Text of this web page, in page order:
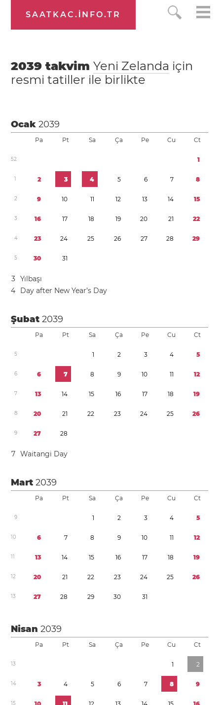
SAATKAC.INFO.TR
2039 takvimYeni Zelanda için
resmi tatiller ile birlikte
Ocak2039
Pa Pt Sa Ça Pe Cu Ct
52 1
1 2 3 4 5 6 7 8
2 9 10 11 12 13 14 15
3 16 17 18 19 20 21 22
4 23 24 25 26 27 28 29
5 30 31
3 Yılbaşı
4
Day after New Year’s Day
Şubat2039
Pa Pt Sa Ça Pe Cu Ct
5 1 2 3 4 5
6 6 7 8 9 10 11 12
7 13 14 15 16 17 18 19
8 20 21 22 23 24 25 26
9 27 28
7 Waitangi Day
Mart2039
Pa Pt Sa Ça Pe Cu Ct
9 1 2 3 4 5
10 6 7 8 9 10 11 12
11 13 14 15 16 17 18 19
12 20 21 22 23 24 25 26
13 27 28 29 30 31
Nisan2039
Pa Pt Sa Ça Pe Cu Ct
13 1 2
14 3 4 5 6 7 8 9
15